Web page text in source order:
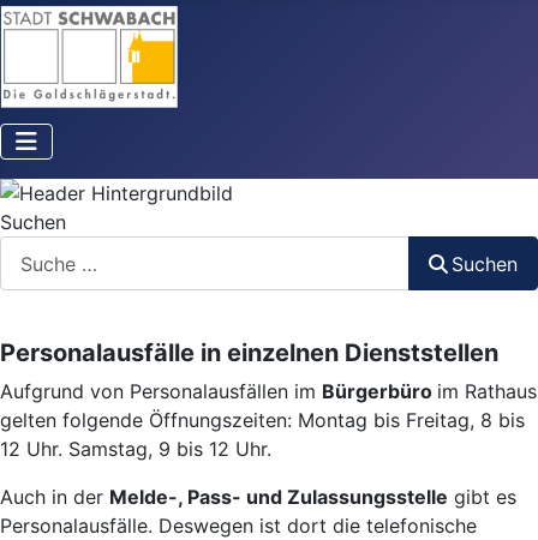
Suchen
Suchen
Personalausfälle in einzelnen Dienststellen
Aufgrund von Personalausfällen im Bürgerbüro im Rathaus
gelten folgende Öffnungszeiten: Montag bis Freitag, 8 bis
12 Uhr. Samstag, 9 bis 12 Uhr.
Auch in der Melde-, Pass- und Zulassungsstelle gibt es
Personalausfälle. Deswegen ist dort die telefonische